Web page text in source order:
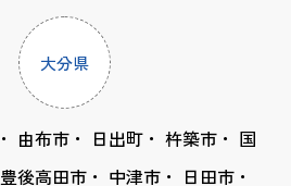
大分県
由布市 日出町 杵築市
国
豊後高田市 中津市
日田市